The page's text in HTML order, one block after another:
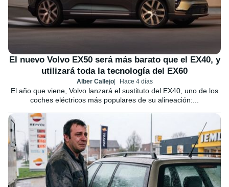
El nuevo Volvo EX50 será más barato que el EX40, y
utilizará toda la tecnología del EX60
Alber Callejo Hace 4 días
El año que viene, Volvo lanzará el sustituto del EX40, uno de los
coches eléctricos más populares de su alineación:...